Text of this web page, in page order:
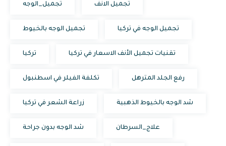
تجميل_الوجه تجميل الانف
تجميل الوجه بالخيوط تجميل الوجه في تركيا
تركيا تقنيات تجميل الأنف الاسعار في تركيا
تكلفة الفيلر في اسطنبول رفع الجلد المترهل
زراعة الشعر في تركيا شد الوجه بالخيوط الذهبية
شد الوجه بدون جراحة علاج_السرطان